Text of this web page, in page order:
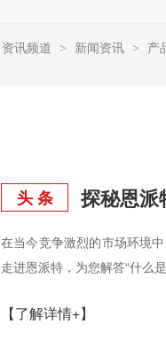
资讯频道 > 新闻资讯 > 产
头 条
在当今竞争激烈的市场环境
走进恩派特，为您解答“什么
【了解详情+】